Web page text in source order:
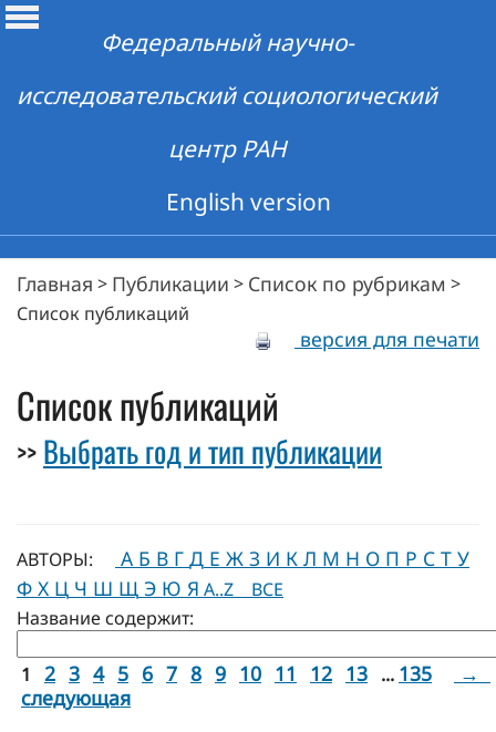
Федеральный научно-
исследовательский социологический
центр РАН
English version
Главная > Публикации > Список по рубрикам >
Список публикаций
версия для печати
Список публикаций
>>Выбрать год и тип публикации
АВТОРЫ: А Б В Г Д Е Ж З И К Л М Н О П Р С Т У
Ф Х Ц Ч Ш Щ Э Ю Я A..Z ВСЕ
Название содержит:
1 2 3 4 5 6 7 8 9 10 11 12 13 ... 135
→
следующая